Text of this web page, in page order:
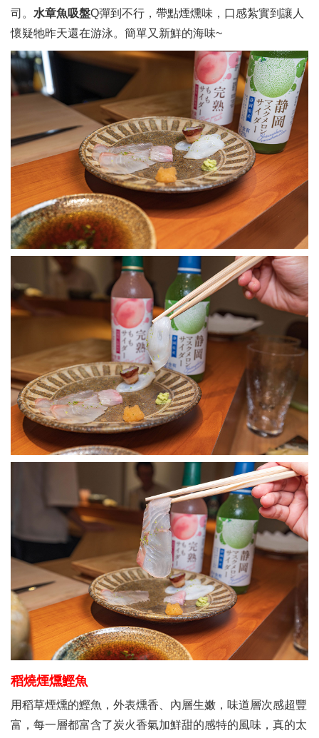
司。 水章魚吸盤Q彈到不行，帶點煙燻味，口感紮實到讓人
懷疑牠昨天還在游泳。簡單又新鮮的海味~
稻燒煙燻鰹魚
用稻草煙燻的鰹魚，外表燻香、內層生嫩，味道層次感超豐
富，每一層都富含了炭火香氣加鮮甜的感特的風味，真的太